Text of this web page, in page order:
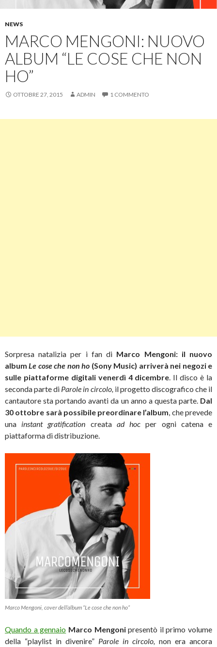
NEWS
MARCO MENGONI: NUOVO
ALBUM “LE COSE CHE NON
HO”
OTTOBRE 27, 2015 ADMIN 1 COMMENTO
Sorpresa natalizia per i fan di Marco Mengoni: il nuovo
albumLe cose che non ho (Sony Music) arriverà nei negozi e
sulle piattaforme digitali venerdì 4 dicembre . Il disco è la
seconda parte di Parole in circolo, il progetto discografico che il
cantautore sta portando avanti da un anno a questa parte. Dal
30 ottobre sarà possibile preordinare l’album , che prevede
una instant gratification creata ad hoc per ogni catena e
piattaforma di distribuzione.
Marco Mengoni, cover dell’album “Le cose che non ho”
Quando a gennaio Marco Mengonipresentò il primo volume
della “playlist in divenire” Parole in circolo, non era ancora